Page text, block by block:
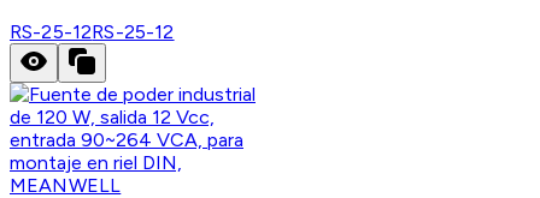
RS-25-12RS-25-12
MEANWELL